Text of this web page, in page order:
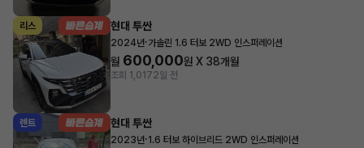
리스 현대 투싼
2024년·가솔린 1.6 터보 2WD 인스퍼레이션
월 600,000원 X 38개월
조회 1,0172일 전
렌트 현대 투싼
2023년·1.6 터보 하이브리드 2WD 인스퍼레이션